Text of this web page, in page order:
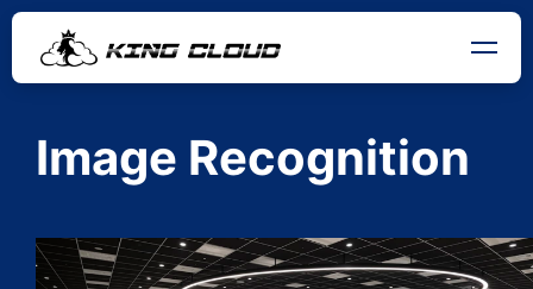
Image Recognition